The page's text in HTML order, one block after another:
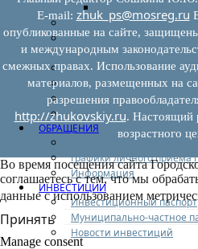
Консультационная
Инфраструктура
Совет по развитию и
среднего
Контакты
Книга жалоб
Законодательство
Конкурсы
ОБРАЩЕНИЯ
Обращения граждан
Графики личного приема
Информация
ИНВЕСТИЦИИ
Инвестиционный паспорт
Муниципально-частное
Новости инвестиций
E‑mail: zhuk_ps@mosreg.ru
опубликованные на сайте,
и международным
смежных правах. Использование
материалов, размещенных на
разрешения
http://zhukovskiy.ru. Настоящий
возрастного
Во время посещения сайта
соглашаетесь с тем, что мы
данные с использованием
Принять
Manage consent